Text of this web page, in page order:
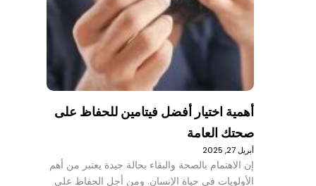
أهمية اختيار أفضل فيتامين للحفاظ على
صحتك العامة
أبريل 27, 2025
إن الاهتمام بالصحة والبقاء بحالة جيدة يعتبر من أهم
الأولويات في حياة الإنسان. ومن أجل الحفاظ على